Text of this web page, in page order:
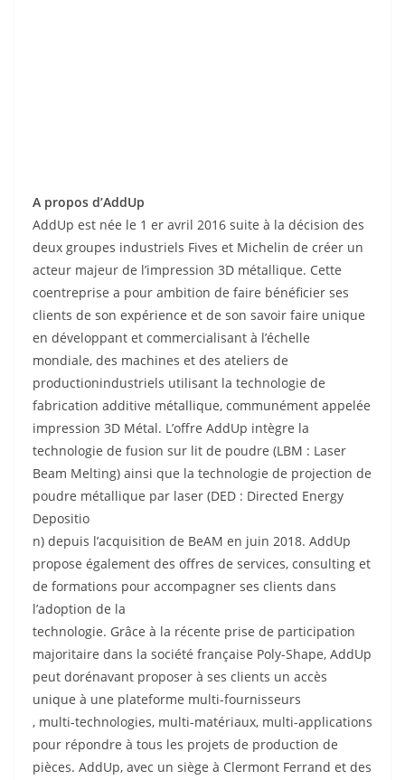
A propos d’AddUp
AddUp est née le 1 er avril 2016 suite à la décision des
deux groupes industriels Fives et Michelin de créer un
acteur majeur de l’impression 3D métallique. Cette
coentreprise a pour ambition de faire bénéficier ses
clients de son expérience et de son savoir faire unique
en développant et commercialisant à l’échelle
mondiale, des machines et des ateliers de
productionindustriels utilisant la technologie de
fabrication additive métallique, communément appelée
impression 3D Métal. L’offre AddUp intègre la
technologie de fusion sur lit de poudre (LBM : Laser
Beam Melting) ainsi que la technologie de projection de
poudre métallique par laser (DED : Directed Energy
Depositio
n) depuis l’acquisition de BeAM en juin 2018. AddUp
propose également des offres de services, consulting et
de formations pour accompagner ses clients dans
l’adoption de la
technologie. Grâce à la récente prise de participation
majoritaire dans la société française Poly-Shape, AddUp
peut dorénavant proposer à ses clients un accès
unique à une plateforme multi-fournisseurs
, multi-technologies, multi-matériaux, multi-applications
pour répondre à tous les projets de production de
pièces. AddUp, avec un siège à Clermont Ferrand et des